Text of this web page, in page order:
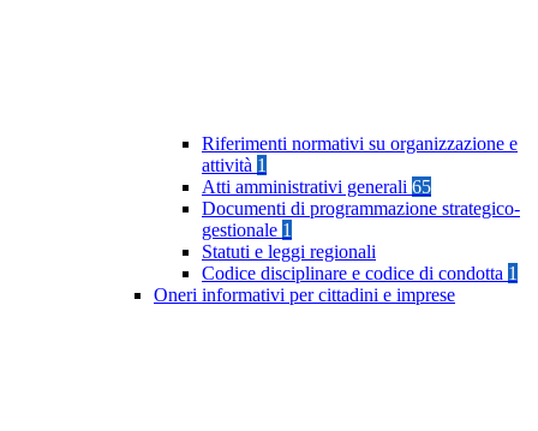
Riferimenti normativi su organizzazione e
attività 1
Atti amministrativi generali 65
Documenti di programmazione strategico-
gestionale 1
Statuti e leggi regionali
Codice disciplinare e codice di condotta 1
Oneri informativi per cittadini e imprese